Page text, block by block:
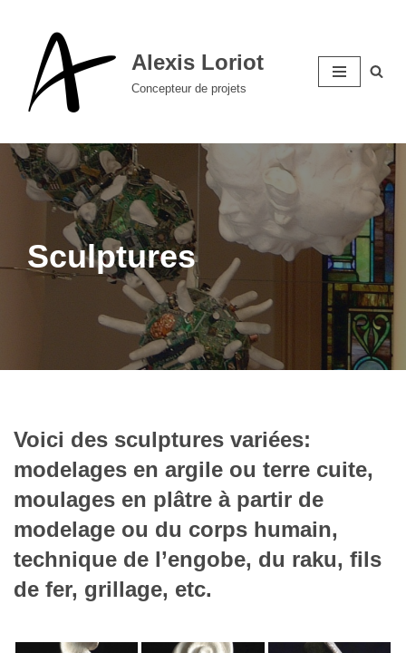
contenu
Alexis Loriot
Concepteur de projets
Sculptures
Voici des sculptures variées:
modelages en argile ou terre cuite,
moulages en plâtre à partir de
modelage ou du corps humain,
technique de l’engobe, du raku, fils
de fer, grillage, etc.